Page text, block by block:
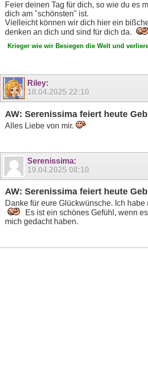
Feier deinen Tag für dich, so wie du es
dich am "schönsten" ist.
Vielleicht können wir dich hier ein
denken an dich und sind für dich da.
Krieger wie wir Besiegen die Welt und
Riley:
18.04.2025 22:10
AW: Serenissima feiert heute
Alles Liebe von mir.
Serenissima:
19.04.2025 08:10
AW: Serenissima feiert heute
Danke für eure Glückwünsche. Ich habe
Es ist ein schönes Gefühl, wenn
mich gedacht haben.